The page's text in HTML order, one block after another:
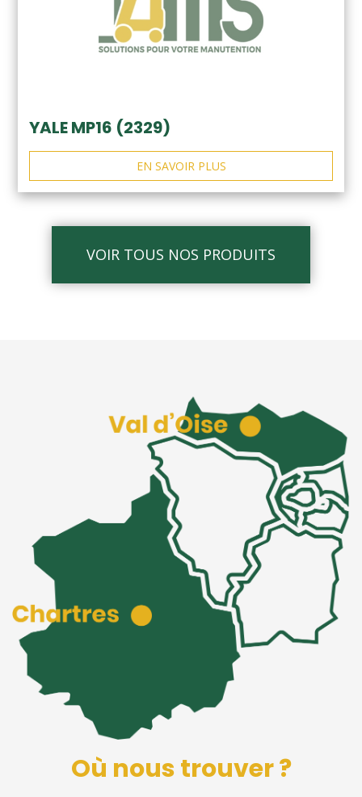
YALE MP16 (2329)
EN SAVOIR PLUS
VOIR TOUS NOS PRODUITS
Où nous trouver ?